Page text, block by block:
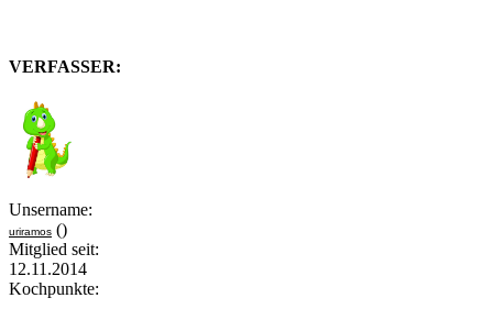
VERFASSER:
Unsername:
uriramos ()
Mitglied seit:
12.11.2014
Kochpunkte: